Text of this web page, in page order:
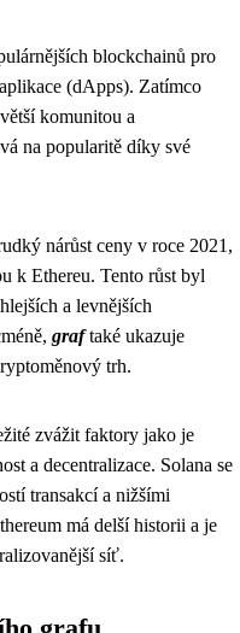
blockchainů pro
(dApps). Zatímco
komunitou a
na popularitě díky své
nárůst ceny v roce 2021,
k Ethereu. Tento růst byl
a levnějších
graftaké ukazuje
trh.
zvážit faktory jako je
a decentralizace. Solana se
transakcí a nižšími
má delší historii a je
síť.